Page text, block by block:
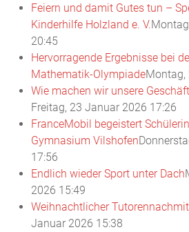
Feiern und damit Gutes tun –
Kinderhilfe Holzland e. V.
20:45
Hervorragende Ergebnisse bei
Mathematik-OlympiadeMontag,
Wie machen wir unsere
Freitag, 23 Januar 2026 17:26
FranceMobil begeistert
Gymnasium Vilshofen
17:56
Endlich wieder Sport unter Dach
2026 15:49
Weihnachtlicher
Januar 2026 15:38